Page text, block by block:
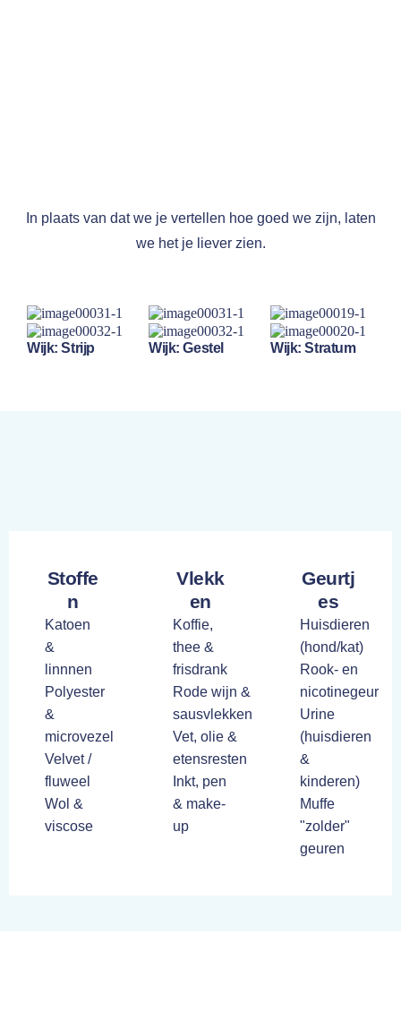
In plaats van dat we je vertellen hoe goed we zijn, laten
we het je liever zien.
Wijk: Strijp Wijk: Gestel Wijk: Stratum
Stoffe
n
Katoen
&
linnnen
Polyester
&
microvezel
Velvet /
fluweel
Wol &
viscose
Vlekk
en
Koffie,
thee &
frisdrank
Rode wijn &
sausvlekken
Vet, olie &
etensresten
Inkt, pen
& make-
up
Geurtj
es
Huisdieren
(hond/kat)
Rook- en
nicotinegeur
Urine
(huisdieren
&
kinderen)
Muffe
"zolder"
geuren